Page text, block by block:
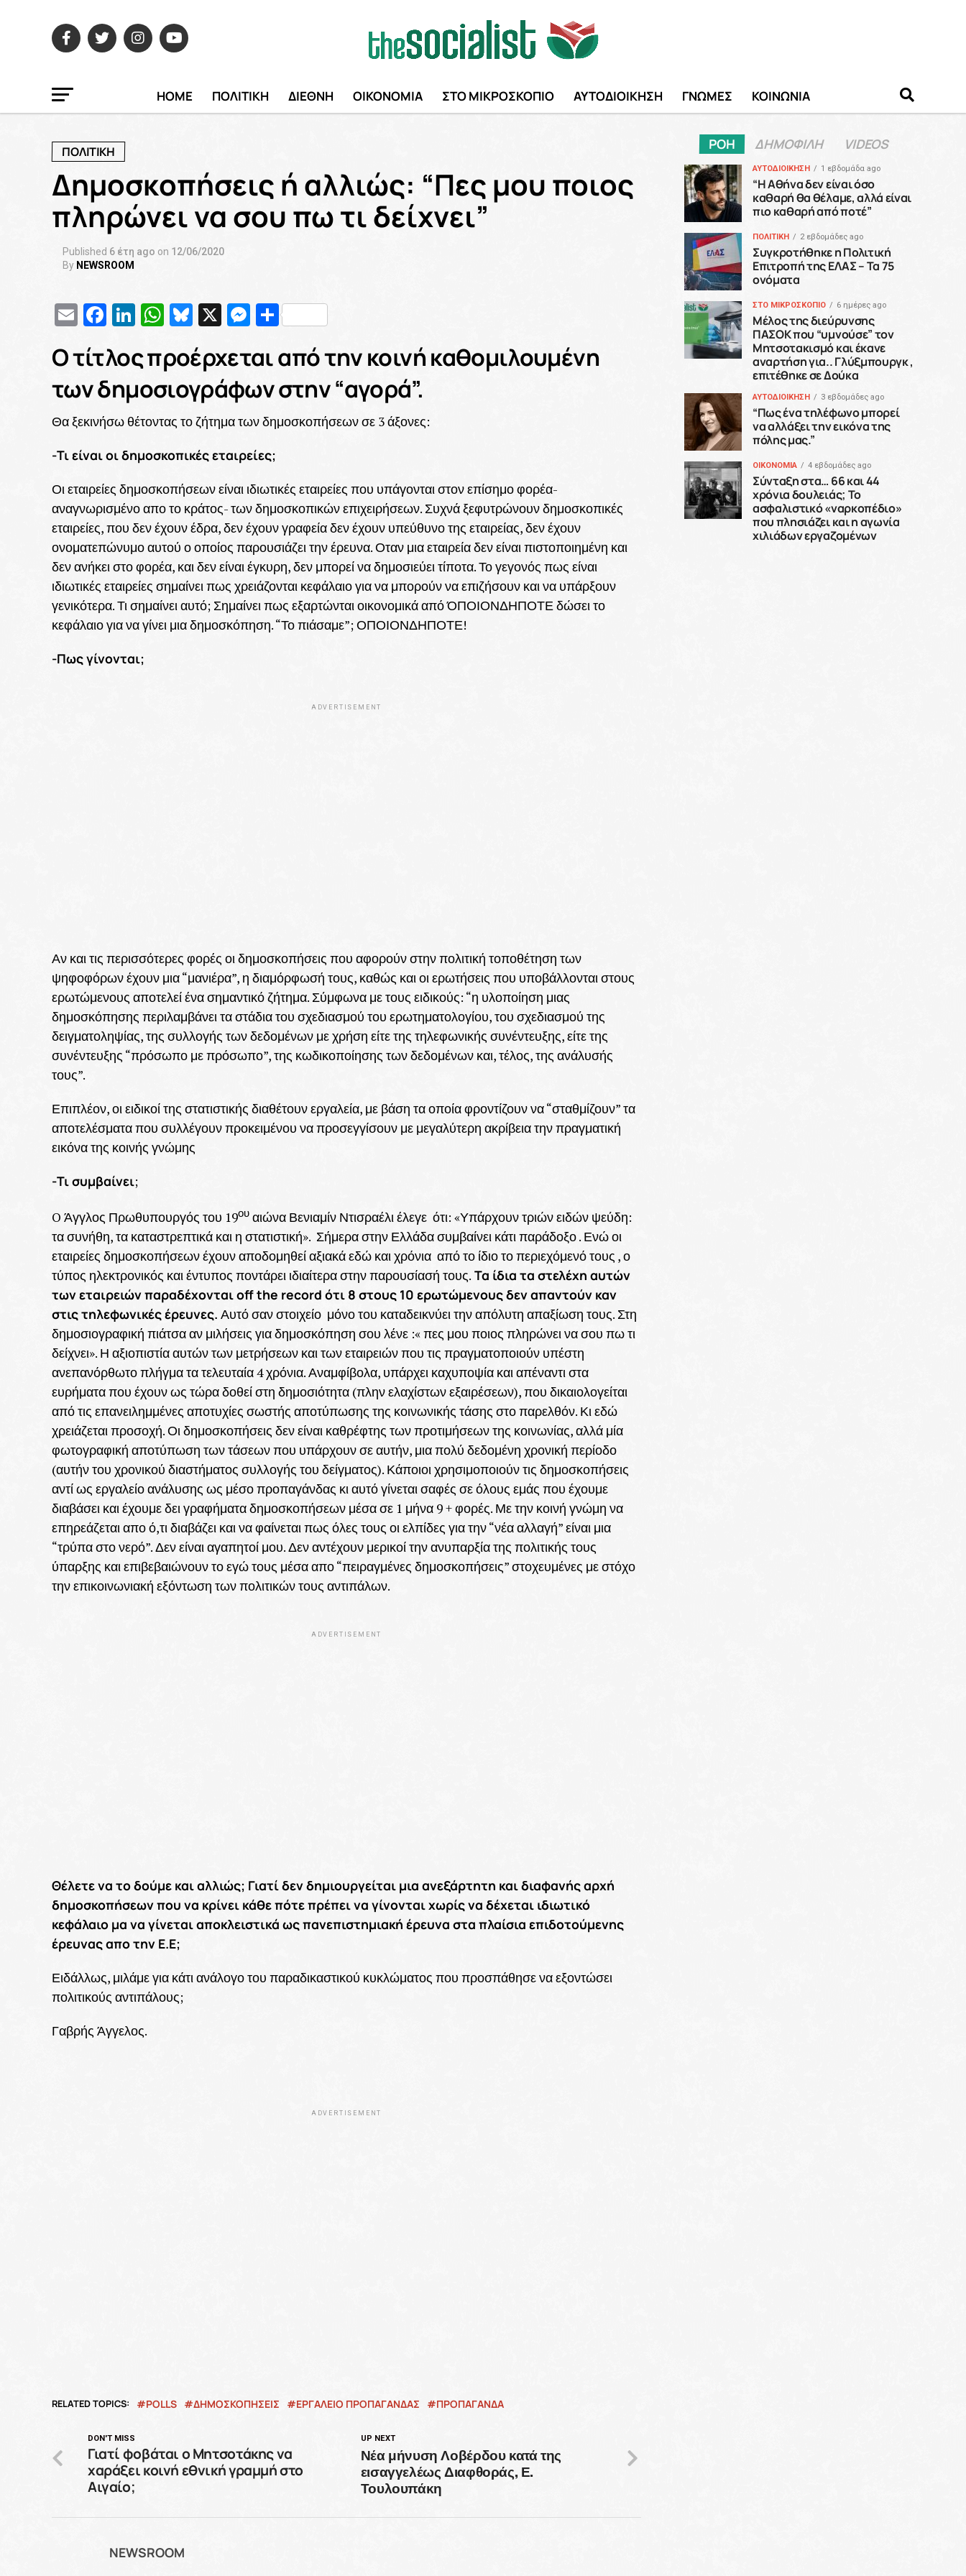
HOME ΠΟΛΙΤΙΚΗ ΔΙΕΘΝΗ ΟΙΚΟΝΟΜΙΑ ΣΤΟ ΜΙΚΡΟΣΚΟΠΙΟ ΑΥΤΟΔΙΟΙΚΗΣΗ ΓΝΩΜΕΣ ΚΟΙΝΩΝΙΑ
ΠΟΛΙΤΙΚΗ
Δημοσκοπήσεις ή αλλιώς: “Πες μου ποιος
πληρώνει να σου πω τι δείχνει”
Published 6 έτη ago on 12/06/2020
By NEWSROOM
EmailFacebook
LinkedIn
WhatsApp
Bluesky
X Messenger
Μοιραστείτε
Ο τίτλος προέρχεται από την κοινή καθομιλουμένη
των δημοσιογράφων στην “αγορά”.
Θα ξεκινήσω θέτοντας το ζήτημα των δημοσκοπήσεων σε 3 άξονες:
-Τι είναι οι δημοσκοπικές εταιρείες;
Οι εταιρείες δημοσκοπήσεων είναι ιδιωτικές εταιρείες που υπάγονται στον επίσημο φορέα-
αναγνωρισμένο απο το κράτος- των δημοσκοπικών επιχειρήσεων. Συχνά ξεφυτρώνουν δημοσκοπικές
εταιρείες, που δεν έχουν έδρα, δεν έχουν γραφεία δεν έχουν υπεύθυνο της εταιρείας, δεν έχουν
ονοματεπώνυμο αυτού ο οποίος παρουσιάζει την έρευνα. Οταν μια εταιρεία δεν είναι πιστοποιημένη και
δεν ανήκει στο φορέα, και δεν είναι έγκυρη, δεν μπορεί να δημοσιεύει τίποτα. Το γεγονός πως είναι
ιδιωτικές εταιρείες σημαίνει πως χρειάζονται κεφάλαιο για να μπορούν να επιζήσουν και να υπάρξουν
γενικότερα. Τι σημαίνει αυτό; Σημαίνει πως εξαρτώνται οικονομικά από ΌΠΟΙΟΝΔΗΠΟΤΕ δώσει το
κεφάλαιο για να γίνει μια δημοσκόπηση. “Το πιάσαμε”; ΟΠΟΙΟΝΔΗΠΟΤΕ!
-Πως γίνονται;
ADVERTISEMENT
Αν και τις περισσότερες φορές οι δημοσκοπήσεις που αφορούν στην πολιτική τοποθέτηση των
ψηφοφόρων έχουν μια “μανιέρα”, η διαμόρφωσή τους, καθώς και οι ερωτήσεις που υποβάλλονται στους
ερωτώμενους αποτελεί ένα σημαντικό ζήτημα. Σύμφωνα με τους ειδικούς: “η υλοποίηση μιας
δημοσκόπησης περιλαμβάνει τα στάδια του σχεδιασμού του ερωτηματολογίου, του σχεδιασμού της
δειγματοληψίας, της συλλογής των δεδομένων με χρήση είτε της τηλεφωνικής συνέντευξης, είτε της
συνέντευξης “πρόσωπο με πρόσωπο”, της κωδικοποίησης των δεδομένων και, τέλος, της ανάλυσής
τους”.
Επιπλέον, οι ειδικοί της στατιστικής διαθέτουν εργαλεία, με βάση τα οποία φροντίζουν να “σταθμίζουν” τα
αποτελέσματα που συλλέγουν προκειμένου να προσεγγίσουν με μεγαλύτερη ακρίβεια την πραγματική
εικόνα της κοινής γνώμης
-Τι συμβαίνει;
O Άγγλος Πρωθυπουργός του 19ου αιώνα Βενιαμίν Ντισραέλι έλεγε ότι: «Υπάρχουν τριών ειδών ψεύδη:
τα συνήθη, τα καταστρεπτικά και η στατιστική». Σήμερα στην Ελλάδα συμβαίνει κάτι παράδοξο . Ενώ οι
εταιρείες δημοσκοπήσεων έχουν αποδομηθεί αξιακά εδώ και χρόνια από το ίδιο το περιεχόμενό τους , ο
τύπος ηλεκτρονικός και έντυπος ποντάρει ιδιαίτερα στην παρουσίασή τους. Τα ίδια τα στελέχη αυτών
των εταιρειών παραδέχονται off the record ότι 8 στους 10 ερωτώμενους δεν απαντούν καν
στις τηλεφωνικές έρευνες. Αυτό σαν στοιχείο μόνο του καταδεικνύει την απόλυτη απαξίωση τους. Στη
δημοσιογραφική πιάτσα αν μιλήσεις για δημοσκόπηση σου λένε :« πες μου ποιος πληρώνει να σου πω τι
δείχνει». Η αξιοπιστία αυτών των μετρήσεων και των εταιρειών που τις πραγματοποιούν υπέστη
ανεπανόρθωτο πλήγμα τα τελευταία 4 χρόνια. Αναμφίβολα, υπάρχει καχυποψία και απέναντι στα
ευρήματα που έχουν ως τώρα δοθεί στη δημοσιότητα (πλην ελαχίστων εξαιρέσεων), που δικαιολογείται
από τις επανειλημμένες αποτυχίες σωστής αποτύπωσης της κοινωνικής τάσης στο παρελθόν. Κι εδώ
χρειάζεται προσοχή. Οι δημοσκοπήσεις δεν είναι καθρέφτης των προτιμήσεων της κοινωνίας, αλλά μία
φωτογραφική αποτύπωση των τάσεων που υπάρχουν σε αυτήν, μια πολύ δεδομένη χρονική περίοδο
(αυτήν του χρονικού διαστήματος συλλογής του δείγματος). Κάποιοι χρησιμοποιούν τις δημοσκοπήσεις
αντί ως εργαλείο ανάλυσης ως μέσο προπαγάνδας κι αυτό γίνεται σαφές σε όλους εμάς που έχουμε
διαβάσει και έχουμε δει γραφήματα δημοσκοπήσεων μέσα σε 1 μήνα 9 + φορές. Με την κοινή γνώμη να
επηρεάζεται απο ό,τι διαβάζει και να φαίνεται πως όλες τους οι ελπίδες για την “νέα αλλαγή” είναι μια
“τρύπα στο νερό”. Δεν είναι αγαπητοί μου. Δεν αντέχουν μερικοί την ανυπαρξία της πολιτικής τους
ύπαρξης και επιβεβαιώνουν το εγώ τους μέσα απο “πειραγμένες δημοσκοπήσεις” στοχευμένες με στόχο
την επικοινωνιακή εξόντωση των πολιτικών τους αντιπάλων.
ADVERTISEMENT
Θέλετε να το δούμε και αλλιώς; Γιατί δεν δημιουργείται μια ανεξάρτητη και διαφανής αρχή
δημοσκοπήσεων που να κρίνει κάθε πότε πρέπει να γίνονται χωρίς να δέχεται ιδιωτικό
κεφάλαιο μα να γίνεται αποκλειστικά ως πανεπιστημιακή έρευνα στα πλαίσια επιδοτούμενης
έρευνας απο την Ε.Ε;
Ειδάλλως, μιλάμε για κάτι ανάλογο του παραδικαστικού κυκλώματος που προσπάθησε να εξοντώσει
πολιτικούς αντιπάλους;
Γαβρής Άγγελος.
ADVERTISEMENT
RELATED TOPICS: POLLS ΔΗΜΟΣΚΟΠΉΣΕΙΣ ΕΡΓΑΛΕΙΟ ΠΡΟΠΑΓΑΝΔΑΣ ΠΡΟΠΑΓΑΝΔΑ
UP NEXT
Νέα μήνυση Λοβέρδου κατά της
εισαγγελέως Διαφθοράς, Ε.
Τουλουπάκη
DON'T MISS
Γιατί φοβάται ο Μητσοτάκης να
χαράξει κοινή εθνική γραμμή στο
Αιγαίο;
NEWSROOM
ΡΟΗ ΔΗΜΟΦΙΛΗ VIDEOS
ΑΥΤΟΔΙΟΙΚΗΣΗ 1 εβδομάδα ago
“H Αθήνα δεν είναι όσο
καθαρή θα θέλαμε, αλλά είναι
πιο καθαρή από ποτέ”
ΠΟΛΙΤΙΚΗ 2 εβδομάδες ago
Συγκροτήθηκε η Πολιτική
Επιτροπή της ΕΛΑΣ – Τα 75
ονόματα
ΣΤΟ ΜΙΚΡΟΣΚΟΠΙΟ 6 ημέρες ago
Μέλος της διεύρυνσης
ΠΑΣΟΚ που “υμνούσε” τον
Μητσοτακισμό και έκανε
αναρτήση για.. Γλύξμπουργκ ,
επιτέθηκε σε Δούκα
ΑΥΤΟΔΙΟΙΚΗΣΗ 3 εβδομάδες ago
“Πως ένα τηλέφωνο μπορεί
να αλλάξει την εικόνα της
πόλης μας.”
ΟΙΚΟΝΟΜΙΑ 4 εβδομάδες ago
Σύνταξη στα… 66 και 44
χρόνια δουλειάς; Το
ασφαλιστικό «ναρκοπέδιο»
που πλησιάζει και η αγωνία
χιλιάδων εργαζομένων